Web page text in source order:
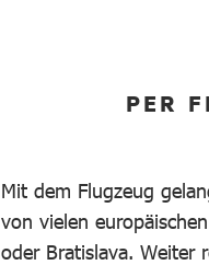
PER
Mit dem Flugzeug
von vielen
oder Bratislava. Weiter